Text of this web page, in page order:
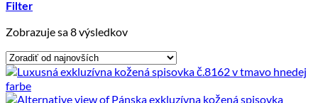
Filter
Zobrazuje sa 8 výsledkovZoradené
najnovších